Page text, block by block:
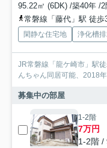
95.22㎡ (6DK) /築40年 /2
常磐線「藤代」駅 徒歩
閑静な住宅地 浄化槽
JR常磐線「龍ケ崎市」駅
んちゃん同居可能、2018
募集中の部屋
1-2階
7万円
1-2階 /